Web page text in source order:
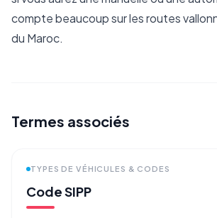
compte beaucoup sur les routes
du Maroc.
Termes associés
TYPES DE VÉHICULES & CODES
Code SIPP